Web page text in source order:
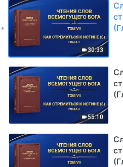
30:33
55:10